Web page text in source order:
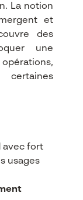
La notion
et
des
une
avec fort
usages